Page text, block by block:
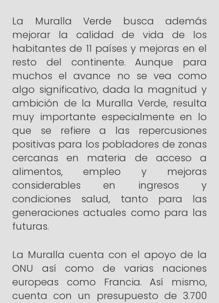
La Muralla Verde busca además
mejorar la calidad de vida de los
habitantes de 11 países y mejoras en el
resto del continente. Aunque para
muchos el avance no se vea como
algo significativo, dada la magnitud y
ambición de la Muralla Verde, resulta
muy importante especialmente en lo
que se refiere a las repercusiones
positivas para los pobladores de zonas
cercanas en materia de acceso a
alimentos, empleo y mejoras
considerables en ingresos y
condiciones salud, tanto para las
generaciones actuales como para las
futuras.
La Muralla cuenta con el apoyo de la
ONU así como de varias naciones
europeas como Francia. Así mismo,
cuenta con un presupuesto de 3.700